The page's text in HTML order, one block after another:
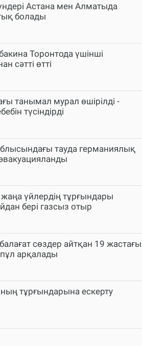
Астана мен Алматыда
болады
Торонтода үшінші
сәтті өтті
танымал мурал өшірілді -
түсіндірді
тауда германиялық
үйлердің тұрғындары
бері газсыз отыр
сөздер айтқан 19 жастағы
арқалады
тұрғындарына ескерту